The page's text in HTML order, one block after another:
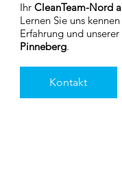
Ihr CleanTeam-Nord
Lernen Sie uns
Erfahrung und
Pinneberg.
Kontakt